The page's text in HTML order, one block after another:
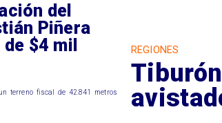
del
Piñera
$4 mil
terreno fiscal de 42.841 metros
REGIONES